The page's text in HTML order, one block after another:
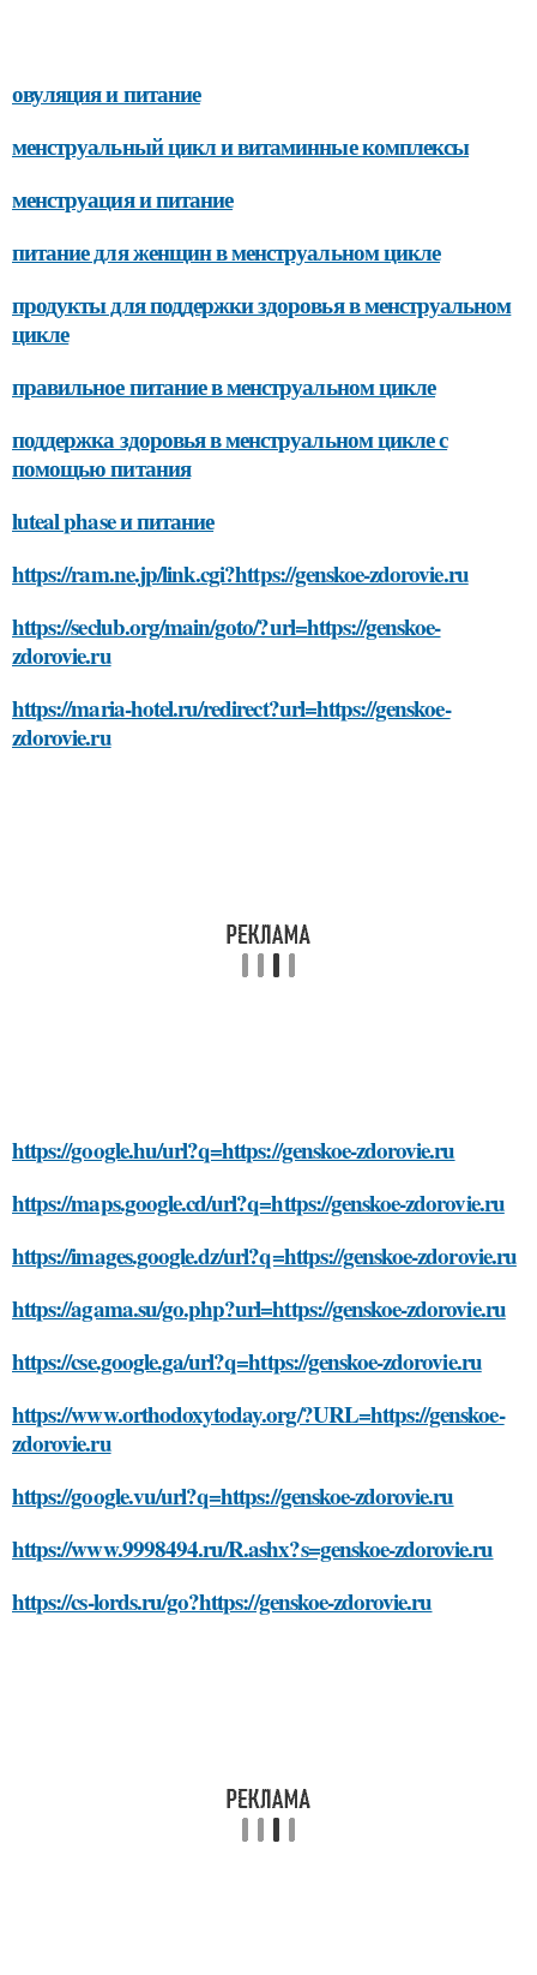
овуляция и питание
менструальный цикл и витаминные комплексы
менструация и питание
питание для женщин в менструальном цикле
продукты для поддержки здоровья в менструальном
цикле
правильное питание в менструальном цикле
поддержка здоровья в менструальном цикле с
помощью питания
luteal phase и питание
https://ram.ne.jp/link.cgi?https://genskoe-zdorovie.ru
https://seclub.org/main/goto/?url=https://genskoe-
zdorovie.ru
https://maria-hotel.ru/redirect?url=https://genskoe-
zdorovie.ru
https://google.hu/url?q=https://genskoe-zdorovie.ru
https://maps.google.cd/url?q=https://genskoe-zdorovie.ru
https://images.google.dz/url?q=https://genskoe-zdorovie.ru
https://agama.su/go.php?url=https://genskoe-zdorovie.ru
https://cse.google.ga/url?q=https://genskoe-zdorovie.ru
https://www.orthodoxytoday.org/?URL=https://genskoe-
zdorovie.ru
https://google.vu/url?q=https://genskoe-zdorovie.ru
https://www.9998494.ru/R.ashx?s=genskoe-zdorovie.ru
https://cs-lords.ru/go?https://genskoe-zdorovie.ru